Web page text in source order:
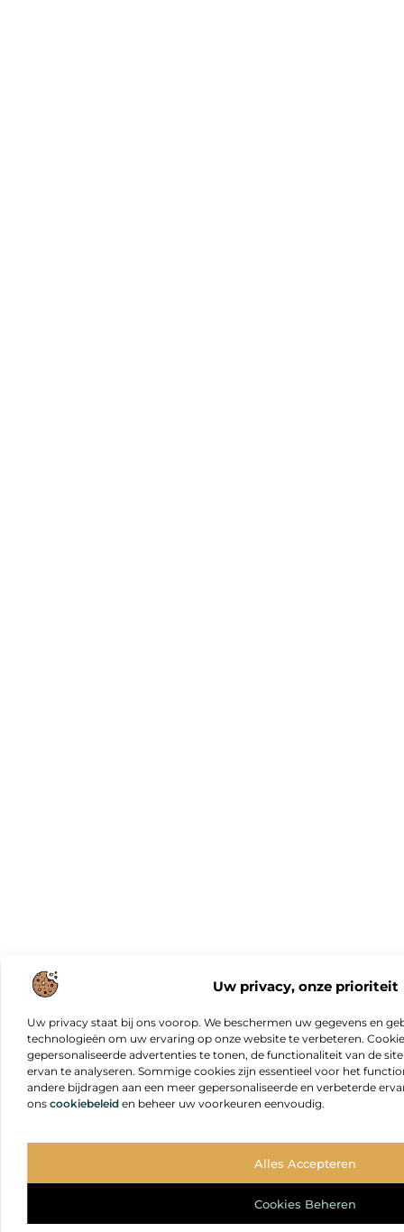
Uw privacy, onze prioriteit
Uw privacy staat bij ons voorop. We beschermen uw gegevens en
technologieën om uw ervaring op onze website te verbeteren.
gepersonaliseerde advertenties te tonen, de functionaliteit van de
ervan te analyseren. Sommige cookies zijn essentieel voor het
andere bijdragen aan een meer gepersonaliseerde en verbeterde
ons cookiebeleid en beheer uw voorkeuren eenvoudig.
Alles Accepteren
Cookies Beheren